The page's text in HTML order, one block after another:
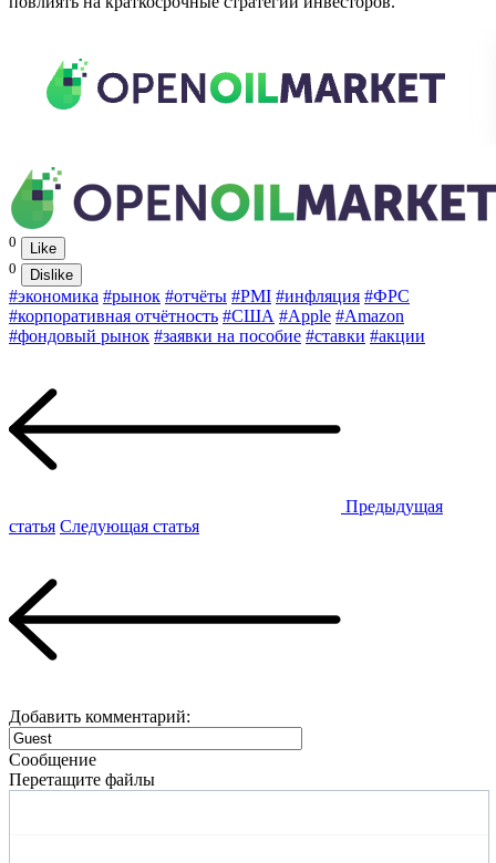
0
Like
0
Dislike
#экономика #рынок #отчёты #PMI #инфляция #ФРС
#корпоративная отчётность #США #Apple #Amazon
#фондовый рынок #заявки на пособие #ставки #акции
Предыдущая
статья Следующая статья
Добавить комментарий:
Сообщение
Перетащите файлы